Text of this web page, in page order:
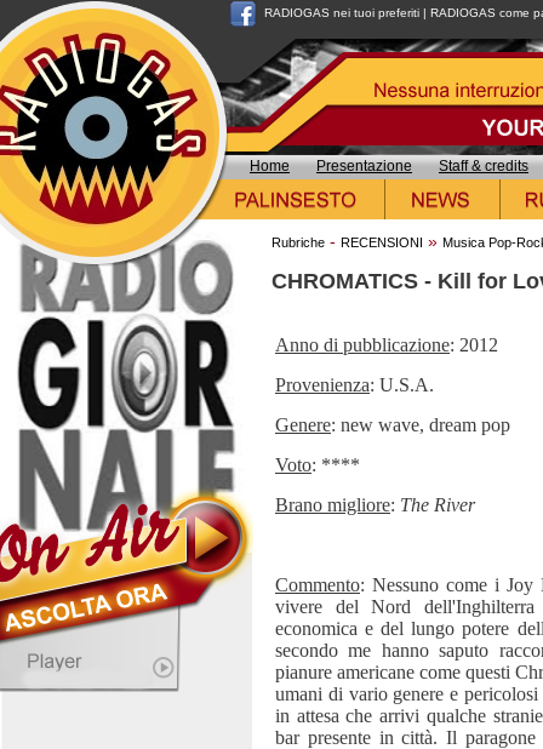
RADIOGAS nei tuoi preferiti | RADIOGAS come
Home Presentazione Staff & credits
Rubriche - RECENSIONI » Musica Pop-
CHROMATICS - Kill for
Anno di pubblicazione: 2012
Provenienza: U.S.A.
Genere: new wave, dream pop
Voto: ****
Brano migliore: The River
Commento: Nessuno come i
vivere del Nord
economica e del lungo potere
secondo me hanno saputo
pianure americane come questi
umani di vario genere e
in attesa che arrivi qualche
bar presente in città. Il